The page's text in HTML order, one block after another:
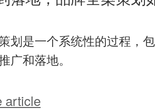
划是一个系统性的过程，
广和落地。
article